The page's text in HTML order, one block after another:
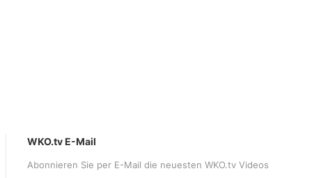
WKO.tv E-Mail
Abonnieren Sie per E-Mail die neuesten WKO.tv Videos